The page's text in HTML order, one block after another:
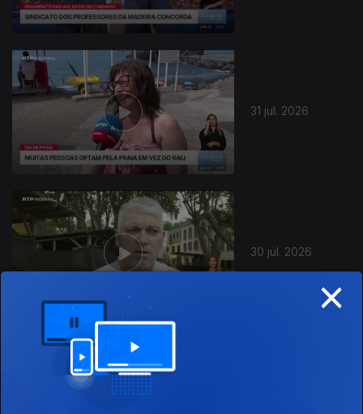
31 jul. 2026
30 jul. 2026
×